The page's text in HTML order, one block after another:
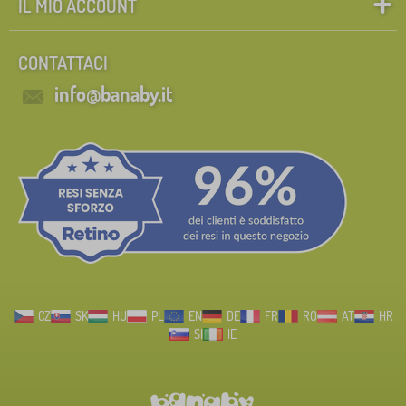
IL MIO ACCOUNT
CONTATTACI
info@banaby.it
CZ SK HU PL EN DE FR RO AT
HR
SI
IE